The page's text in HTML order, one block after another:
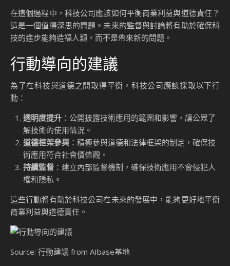
在這個過程中，科技公司應該如何平衡商業利益與道德責任？
這是一個值得深思的問題。未來的監督與討論將有助於確保科
技的進步能夠造福人類，而不是帶來新的問題。
行動導向的建議
為了在科技與道德之間取得平衡，科技公司應該採取以下行
動：
透明度提升 ：公開披露技術應用的範圍和影響，讓公眾了
解技術的使用情況。
道德框架參與 ：積極參與道德和法律框架的制定，確保技
術應用符合社會價值觀。
持續監督 ：建立內部監督機制，確保技術應用不會侵犯人
權和隱私。
這些行動將有助於科技公司在未來的發展中，能夠更好地平衡
商業利益與道德責任。
Source: 行動建議 from AIbase基地